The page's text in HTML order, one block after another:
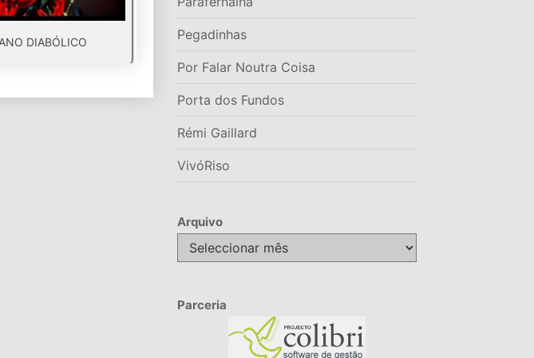
DIABÓLICO Pegadinhas
Por Falar Noutra Coisa
Porta dos Fundos
Rémi Gaillard
VivóRiso
Arquivo
Arquivo
Parceria